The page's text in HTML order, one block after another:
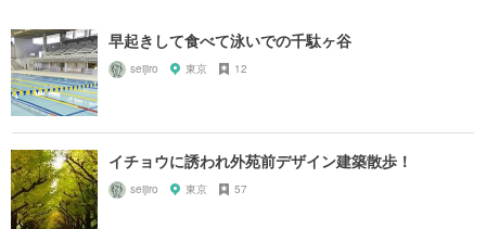
早起きして食べて泳いでの千駄ヶ谷
seijiro 東京 12
イチョウに誘われ外苑前デザイン建築散歩！
seijiro 東京 57